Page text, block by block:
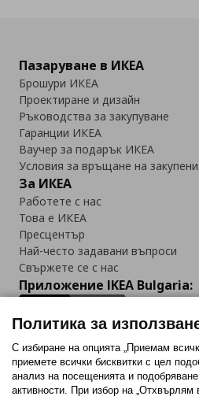
Пазаруване в ИКЕА
Брошури ИКЕА
Проектиране и дизайн
Ръководства за закупуване
Гаранции ИКЕА
Ваучер за подарък ИКЕА
Условия за връщане на
За ИКЕА
Работете с нас
Това е ИКЕА
Пресцентър
Най-често задавани въпроси
Свържете се с нас
Приложение IKEA Bulgaria:
Последвайте ни:
FacebookTwitterYoutubePinterest
Политика за
С избиране на опцията „Приемам
приемете всички бисквитки с цел
анализ на посещенията и
активности. При избор на „Отхвърлям